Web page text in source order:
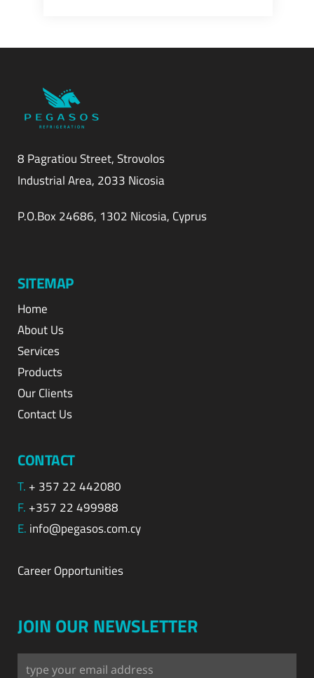
8 Pagratiou Street, Strovolos
Industrial Area, 2033 Nicosia
P.O.Box 24686, 1302 Nicosia, Cyprus
SITEMAP
Home
About Us
Services
Products
Our Clients
Contact Us
CONTACT
T. + 357 22 442080
F. +357 22 499988
E. info@pegasos.com.cy
Career Opportunities
JOIN OUR NEWSLETTER